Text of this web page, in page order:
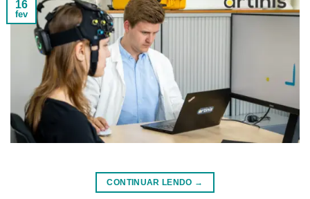
16
fev
CONTINUAR LENDO →